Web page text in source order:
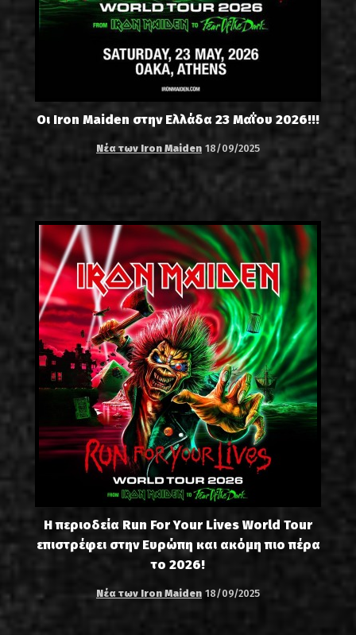
Οι Iron Maiden στην Ελλάδα 23 Μαΐου 2026!!!
Νέα των Iron Maiden 18/09/2025
Η περιοδεία Run For Your Lives World Tour
επιστρέφει στην Ευρώπη και ακόμη πιο πέρα
το 2026!
Νέα των Iron Maiden 18/09/2025